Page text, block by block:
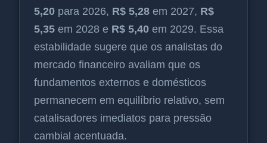
5,20 para 2026, R$ 5,28 em 2027, R$
5,35 em 2028 e R$ 5,40 em 2029. Essa
estabilidade sugere que os analistas do
mercado financeiro avaliam que os
fundamentos externos e domésticos
permanecem em equilíbrio relativo, sem
catalisadores imediatos para pressão
cambial acentuada.